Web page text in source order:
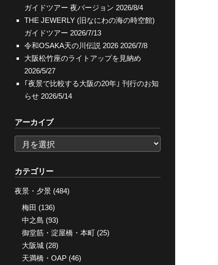
ガイドツアー 夜バージョン 2026/8/4
THE JEWERLY (旧なにわの海の時空館)
ガイドツアー 2026/7/13
令和OSAKA天の川伝説 2026 2026/7/8
大阪松竹座のライトアップを見納め
2026/5/27
｢夜景で比較する大阪の20年｣ 刊行のお知
らせ 2026/5/14
アーカイブ
ー
カ
イ
ブ
カテゴリー
夜景・夕景 (484)
梅田 (136)
中之島 (93)
御堂筋・淀屋橋・本町 (25)
大阪城 (28)
天満橋・OAP (46)